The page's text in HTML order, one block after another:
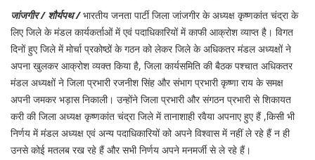
जांजगीर / शौर्यपथ /भारतीय जनता पार्टी जिला जांजगीर के अध्यक्ष कृष्णकांत चंद्रा के
लिए जिले के मंडल कार्यकर्ताओं में एवं पदाधिकारियों में काफी आक्रोश व्याप्त है। विगत
दिनों हुए जिले में मोर्चा प्रकोष्ठों के गठन को लेकर जिले के अधिकतर मंडल अध्यक्षों ने
अपना खुलकर आक्रोश व्यक्त किया है, जिला कार्यसमिति की बैठक पश्चात अधिकतर
मंडल अध्यक्षों ने जिला प्रभारी रजनीश सिंह और संभाग प्रभारी कृष्णा राय के समक्ष
अपनी जमकर भड़ास निकाली। उन्होंने जिला प्रभारी और संगठन प्रभारी से शिकायत
करी की जिला अध्यक्ष कृष्णकांत चंद्रा जिले में तानाशाही रवैया अपनाए हुए हैं ,किसी भी
निर्णय में मंडल अध्यक्ष एवं अन्य पदाधिकारियों को अपने विश्वास में नहीं ले रहे हैं न ही
उनसे कोई मतलब रख रहे हैं और सभी निर्णय अपने मनमर्जी से ले रहे हैं।